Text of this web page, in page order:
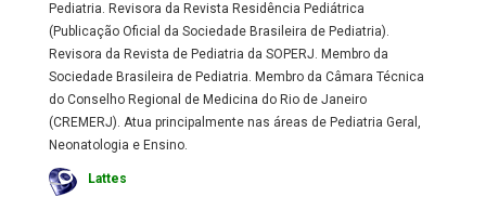
Pediatria. Revisora da Revista Residência Pediátrica
(Publicação Oficial da Sociedade Brasileira de Pediatria).
Revisora da Revista de Pediatria da SOPERJ. Membro da
Sociedade Brasileira de Pediatria. Membro da Câmara Técnica
do Conselho Regional de Medicina do Rio de Janeiro
(CREMERJ). Atua principalmente nas áreas de Pediatria Geral,
Neonatologia e Ensino.
Lattes